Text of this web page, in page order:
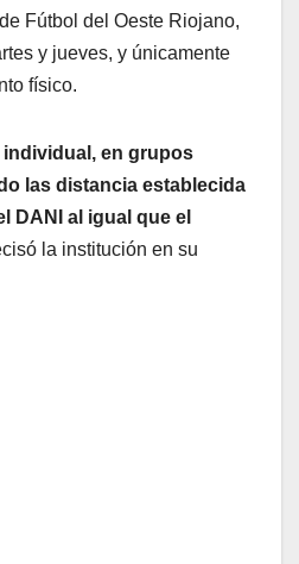
Fútbol del Oeste Riojano,
y jueves, y únicamente
físico.
individual, en grupos
las distancia establecida
DANI al igual que el
la institución en su